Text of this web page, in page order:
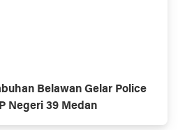
Belawan Gelar Police
Negeri 39 Medan